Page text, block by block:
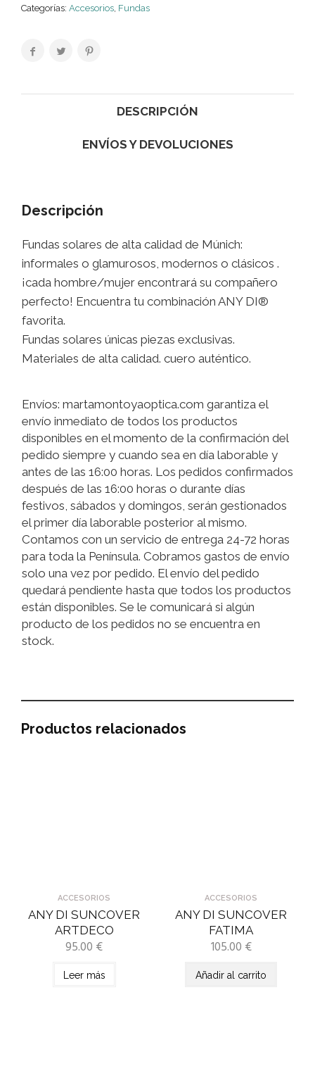
Categorías: Accesorios, Fundas
DESCRIPCIÓN
ENVÍOS Y DEVOLUCIONES
Descripción
Fundas solares de alta calidad de Múnich:
informales o glamurosos, modernos o clásicos .
¡cada hombre/mujer encontrará su compañero
perfecto! Encuentra tu combinación ANY DI®
favorita.
Fundas solares únicas piezas exclusivas.
Materiales de alta calidad. cuero auténtico.
Envíos: martamontoyaoptica.com garantiza el
envío inmediato de todos los productos
disponibles en el momento de la confirmación del
pedido siempre y cuando sea en día laborable y
antes de las 16:00 horas. Los pedidos confirmados
después de las 16:00 horas o durante días
festivos, sábados y domingos, serán gestionados
el primer día laborable posterior al mismo.
Contamos con un servicio de entrega 24-72 horas
para toda la Península. Cobramos gastos de envío
solo una vez por pedido. El envío del pedido
quedará pendiente hasta que todos los productos
están disponibles. Se le comunicará si algún
producto de los pedidos no se encuentra en
stock.
Productos relacionados
ACCESORIOS
ANY DI SUNCOVER
ARTDECO
95.00 €
Leer más
ACCESORIOS
ANY DI SUNCOVER
FATIMA
105.00 €
Añadir al carrito